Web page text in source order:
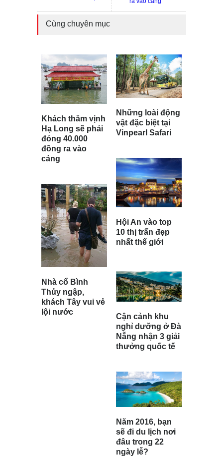
Cùng chuyên mục
Khách thăm vịnh
Hạ Long sẽ phải
đóng 40.000
đồng ra vào
cảng
Nhà cổ Bình
Thủy ngập,
khách Tây vui vẻ
lội nước
Những loài động
vật đặc biệt tại
Vinpearl Safari
Hội An vào top
10 thị trấn đẹp
nhất thế giới
Cận cảnh khu
nghỉ dưỡng ở Đà
Nẵng nhận 3 giải
thưởng quốc tế
Năm 2016, bạn
sẽ đi du lịch nơi
đâu trong 22
ngày lễ?